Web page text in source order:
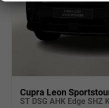
Cupra Leon
ST DSG AHK Edge SHZ